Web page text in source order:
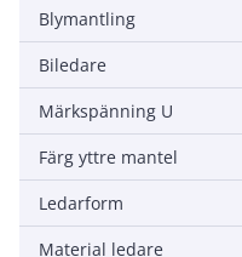
Blymantling
Biledare
Märkspänning U
Färg yttre mantel
Ledarform
Material ledare